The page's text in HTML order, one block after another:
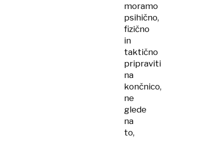
moramo
psihično,
fizično
in
taktično
pripraviti
na
končnico,
ne
glede
na
to,